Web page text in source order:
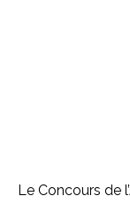
Le Concours de